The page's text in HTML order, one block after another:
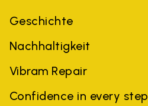
Geschichte
Nachhaltigkeit
Vibram Repair
Confidence in every step